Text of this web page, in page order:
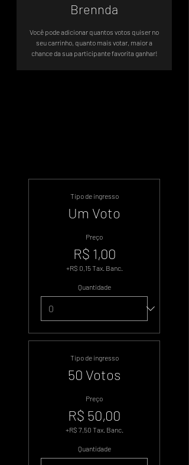
Brennda
Você pode adicionar quantos votos quiser no
seu carrinho, quanto mais votar, maior a
chance da sua participante favorita ganhar!
Tipo de ingresso
Um Voto
Preço
R$ 1,00
+R$ 0,15 Tax. Banc.
Quantidade
Tipo de ingresso
50 Votos
Preço
R$ 50,00
+R$ 7,50 Tax. Banc.
Quantidade